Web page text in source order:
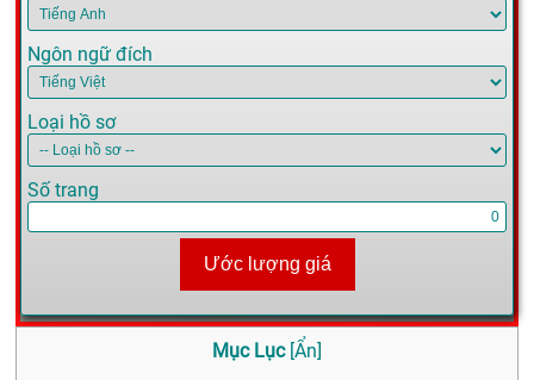
Ngôn ngữ đích
Loại hồ sơ
Số trang
Ước lượng giá
Mục Lục [Ẩn]